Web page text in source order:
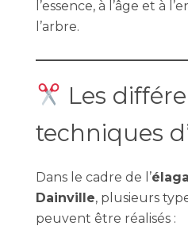
l’essence, à l’âge et à
l’arbre.
Les
techniques
Dans le cadre de l’
Dainville, plusieurs
peuvent être réalisés :